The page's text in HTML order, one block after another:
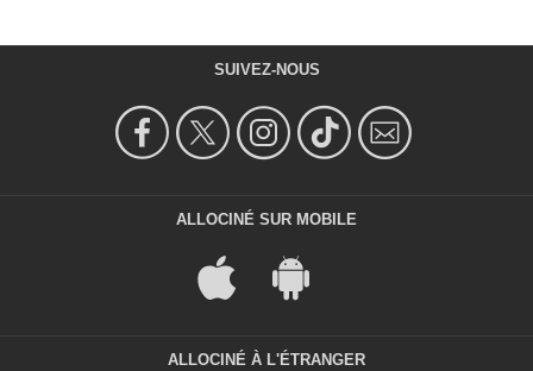
SUIVEZ-NOUS
ALLOCINÉ SUR MOBILE
ALLOCINÉ À L'ÉTRANGER